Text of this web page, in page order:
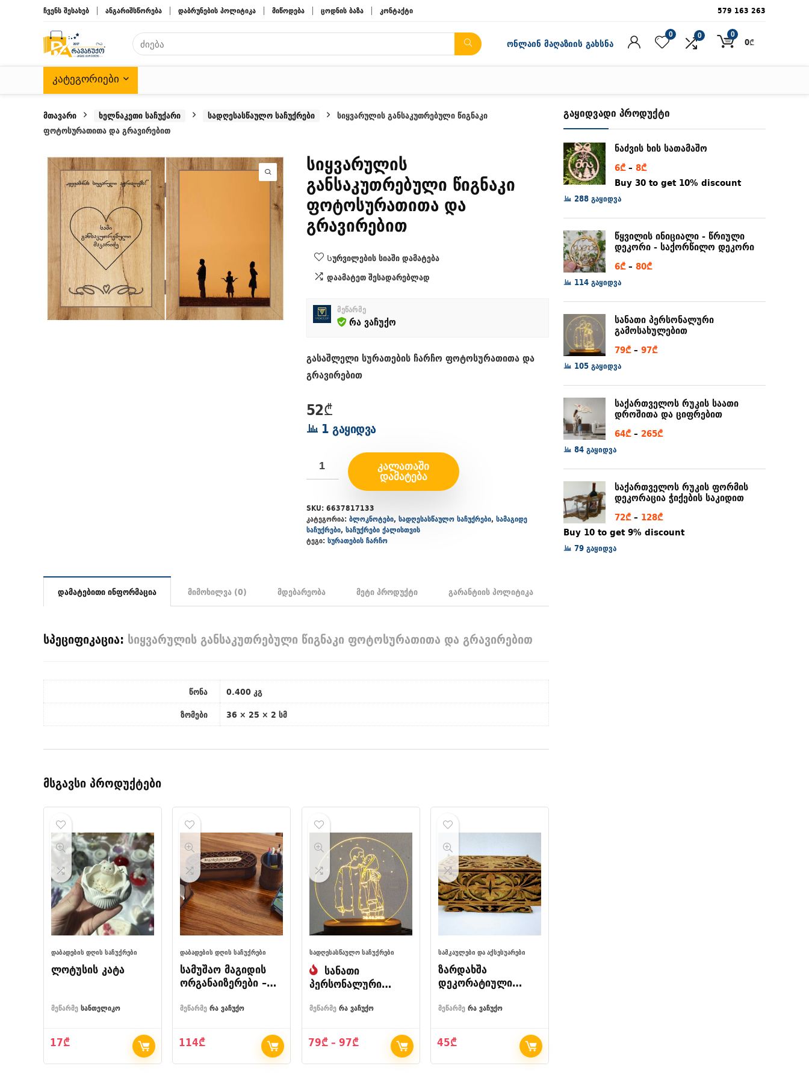
ჩვენს შესახებ ანგარიშსწორება დაბრუნების პოლიტიკა მიწოდება ცოდნის ბაზა კონტაქტი 579 163 263
ონლაინ მაღაზიის გახსნა
0 0 0
0₾
ᲙᲐᲢᲔᲒᲝᲠᲘᲔᲑᲘ
მთავარი ხელნაკეთი საჩუქარი სადღესასწაულო საჩუქრები
სიყვარულის განსაკუთრებული წიგნაკი
ფოტოსურათითა და გრავირებით
სიყვარულის
განსაკუთრებული წიგნაკი
ფოტოსურათითა და
გრავირებით
Სურვილების სიაში დამატება
დაამატეთ შესადარებლად
მეწარმე
რა ვაჩუქო
გასაშლელი სურათების ჩარჩო ფოტოსურათითა და
გრავირებით
52₾
1 გაყიდვა
ᲙᲐᲚᲐᲗᲐᲨᲘ
ᲓᲐᲛᲐᲢᲔᲑᲐ
SKU: 6637817133
კატეგორია: ბლოკნოტები, სადღესასწაულო საჩუქრები, სამაგიდე
საჩუქრები, საჩუქრები ქალისთვის
ტეგი: სურათების ჩარჩო
დამატებითი ინფორმაცია მიმოხილვა (0) მდებარეობა მეტი პროდუქტი გარანტიის პოლიტიკა
სპეციფიკაცია: სიყვარულის განსაკუთრებული წიგნაკი ფოტოსურათითა და გრავირებით
წონა
0.400 კგ
ზომები
36 × 25 × 2 სმ
მსგავსი პროდუქტები
ᲓᲐᲑᲐᲓᲔᲑᲘᲡ ᲓᲦᲘᲡ ᲡᲐᲩᲣᲥᲠᲔᲑᲘ
ლოტუსის კატა
მეწარმე სანთელიკო
17₾
ᲓᲐᲑᲐᲓᲔᲑᲘᲡ ᲓᲦᲘᲡ ᲡᲐᲩᲣᲥᲠᲔᲑᲘ
სამუშაო მაგიდის
ორგანაიზერები –
მეწარმე რა ვაჩუქო
114₾
ᲡᲐᲓᲦᲔᲡᲐᲡᲬᲐᲣᲚᲝ ᲡᲐᲩᲣᲥᲠᲔᲑᲘ
სანათი
პერსონალური
მეწარმე რა ვაჩუქო
79₾ – 97₾Price
range:
79₾
ᲡᲐᲛᲙᲐᲣᲚᲔᲑᲘ ᲓᲐ ᲐᲥᲡᲔᲡᲣᲐᲠᲔᲑᲘ
ზარდახშა
დეკორატიული
მეწარმე რა ვაჩუქო
45₾
გაყიდვადი პროდუქტი
ნაძვის ხის სათამაშო
6₾ – 8₾Price
range:
Buy 30 to get 10% discount
288 გაყიდვა
წყვილის ინიციალი - წრიული
დეკორი - საქორწილო დეკორი
6₾ – 80₾Price
through
80₾
114 გაყიდვა
სანათი პერსონალური
გამოსახულებით
79₾ – 97₾Price
through
97₾
105 გაყიდვა
საქართველოს რუკის საათი
დროშითა და ციფრებით
64₾ – 265₾Price
through
265₾
84 გაყიდვა
საქართველოს რუკის ფორმის
დეკორაცია ჭიქების საკიდით
72₾ – 128₾Price
range:
Buy 10 to get 9% discount
79 გაყიდვა